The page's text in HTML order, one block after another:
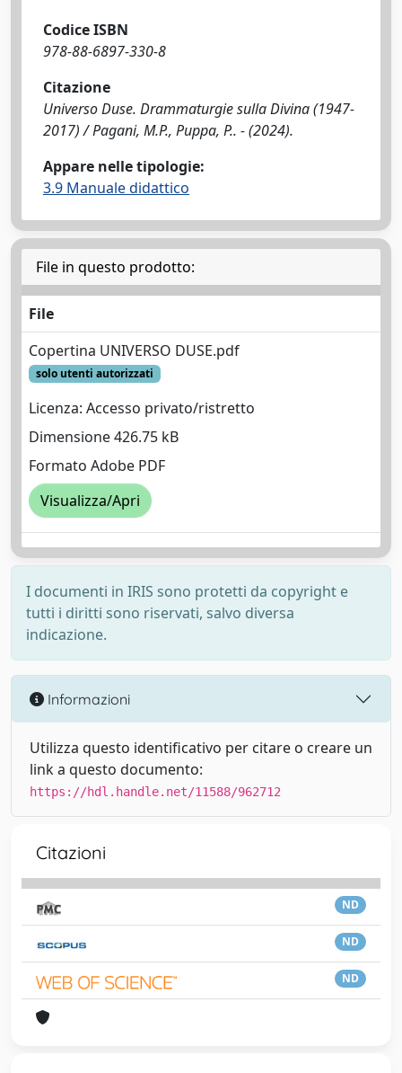
Codice ISBN
978-88-6897-330-8
Citazione
Universo Duse. Drammaturgie sulla Divina (1947-
2017) / Pagani, M.P., Puppa, P.. - (2024).
Appare nelle tipologie:
3.9 Manuale didattico
File in questo prodotto:
File
Copertina UNIVERSO DUSE.pdf
solo utenti autorizzati
Licenza: Accesso privato/ristretto
Dimensione 426.75 kB
Formato Adobe PDF
Visualizza/Apri
I documenti in IRIS sono protetti da copyright e
tutti i diritti sono riservati, salvo diversa
indicazione.
Informazioni
Utilizza questo identificativo per citare o creare un
link a questo documento:
https://hdl.handle.net/11588/962712
Citazioni
ND
ND
ND